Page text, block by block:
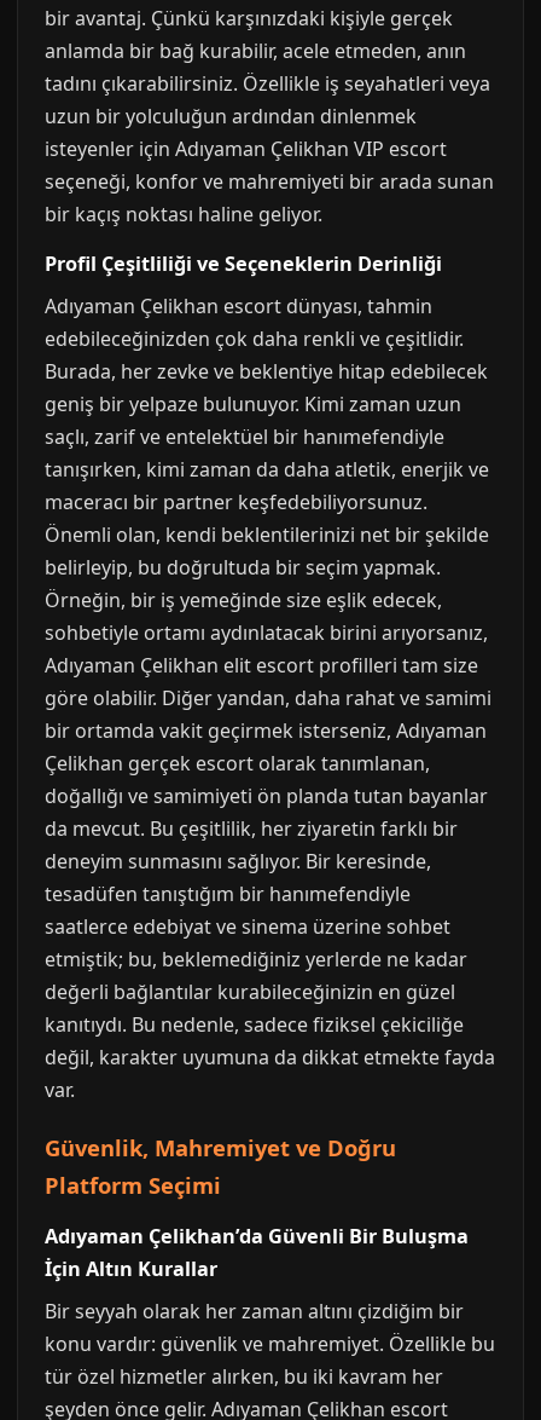
bir avantaj. Çünkü karşınızdaki kişiyle gerçek
anlamda bir bağ kurabilir, acele etmeden, anın
tadını çıkarabilirsiniz. Özellikle iş seyahatleri veya
uzun bir yolculuğun ardından dinlenmek
isteyenler için Adıyaman Çelikhan VIP escort
seçeneği, konfor ve mahremiyeti bir arada sunan
bir kaçış noktası haline geliyor.
Profil Çeşitliliği ve Seçeneklerin Derinliği
Adıyaman Çelikhan escort dünyası, tahmin
edebileceğinizden çok daha renkli ve çeşitlidir.
Burada, her zevke ve beklentiye hitap edebilecek
geniş bir yelpaze bulunuyor. Kimi zaman uzun
saçlı, zarif ve entelektüel bir hanımefendiyle
tanışırken, kimi zaman da daha atletik, enerjik ve
maceracı bir partner keşfedebiliyorsunuz.
Önemli olan, kendi beklentilerinizi net bir şekilde
belirleyip, bu doğrultuda bir seçim yapmak.
Örneğin, bir iş yemeğinde size eşlik edecek,
sohbetiyle ortamı aydınlatacak birini arıyorsanız,
Adıyaman Çelikhan elit escort profilleri tam size
göre olabilir. Diğer yandan, daha rahat ve samimi
bir ortamda vakit geçirmek isterseniz, Adıyaman
Çelikhan gerçek escort olarak tanımlanan,
doğallığı ve samimiyeti ön planda tutan bayanlar
da mevcut. Bu çeşitlilik, her ziyaretin farklı bir
deneyim sunmasını sağlıyor. Bir keresinde,
tesadüfen tanıştığım bir hanımefendiyle
saatlerce edebiyat ve sinema üzerine sohbet
etmiştik; bu, beklemediğiniz yerlerde ne kadar
değerli bağlantılar kurabileceğinizin en güzel
kanıtıydı. Bu nedenle, sadece fiziksel çekiciliğe
değil, karakter uyumuna da dikkat etmekte fayda
var.
Güvenlik, Mahremiyet ve Doğru
Platform Seçimi
Adıyaman Çelikhan’da Güvenli Bir Buluşma
İçin Altın Kurallar
Bir seyyah olarak her zaman altını çizdiğim bir
konu vardır: güvenlik ve mahremiyet. Özellikle bu
tür özel hizmetler alırken, bu iki kavram her
şeyden önce gelir. Adıyaman Çelikhan escort